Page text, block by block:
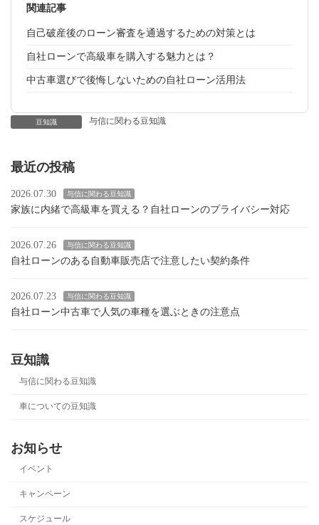
関連記事
自己破産後のローン審査を通過するための対策とは
自社ローンで高級車を購入する魅力とは？
中古車選びで後悔しないための自社ローン活用法
豆知識 与信に関わる豆知識
最近の投稿
2026.07.30 与信に関わる豆知識
家族に内緒で高級車を買える？自社ローンのプライバシー対応
2026.07.26 与信に関わる豆知識
自社ローンのある自動車販売店で注意したい契約条件
2026.07.23 与信に関わる豆知識
自社ローン中古車で人気の車種を選ぶときの注意点
豆知識
与信に関わる豆知識
車についての豆知識
お知らせ
イベント
キャンペーン
スケジュール